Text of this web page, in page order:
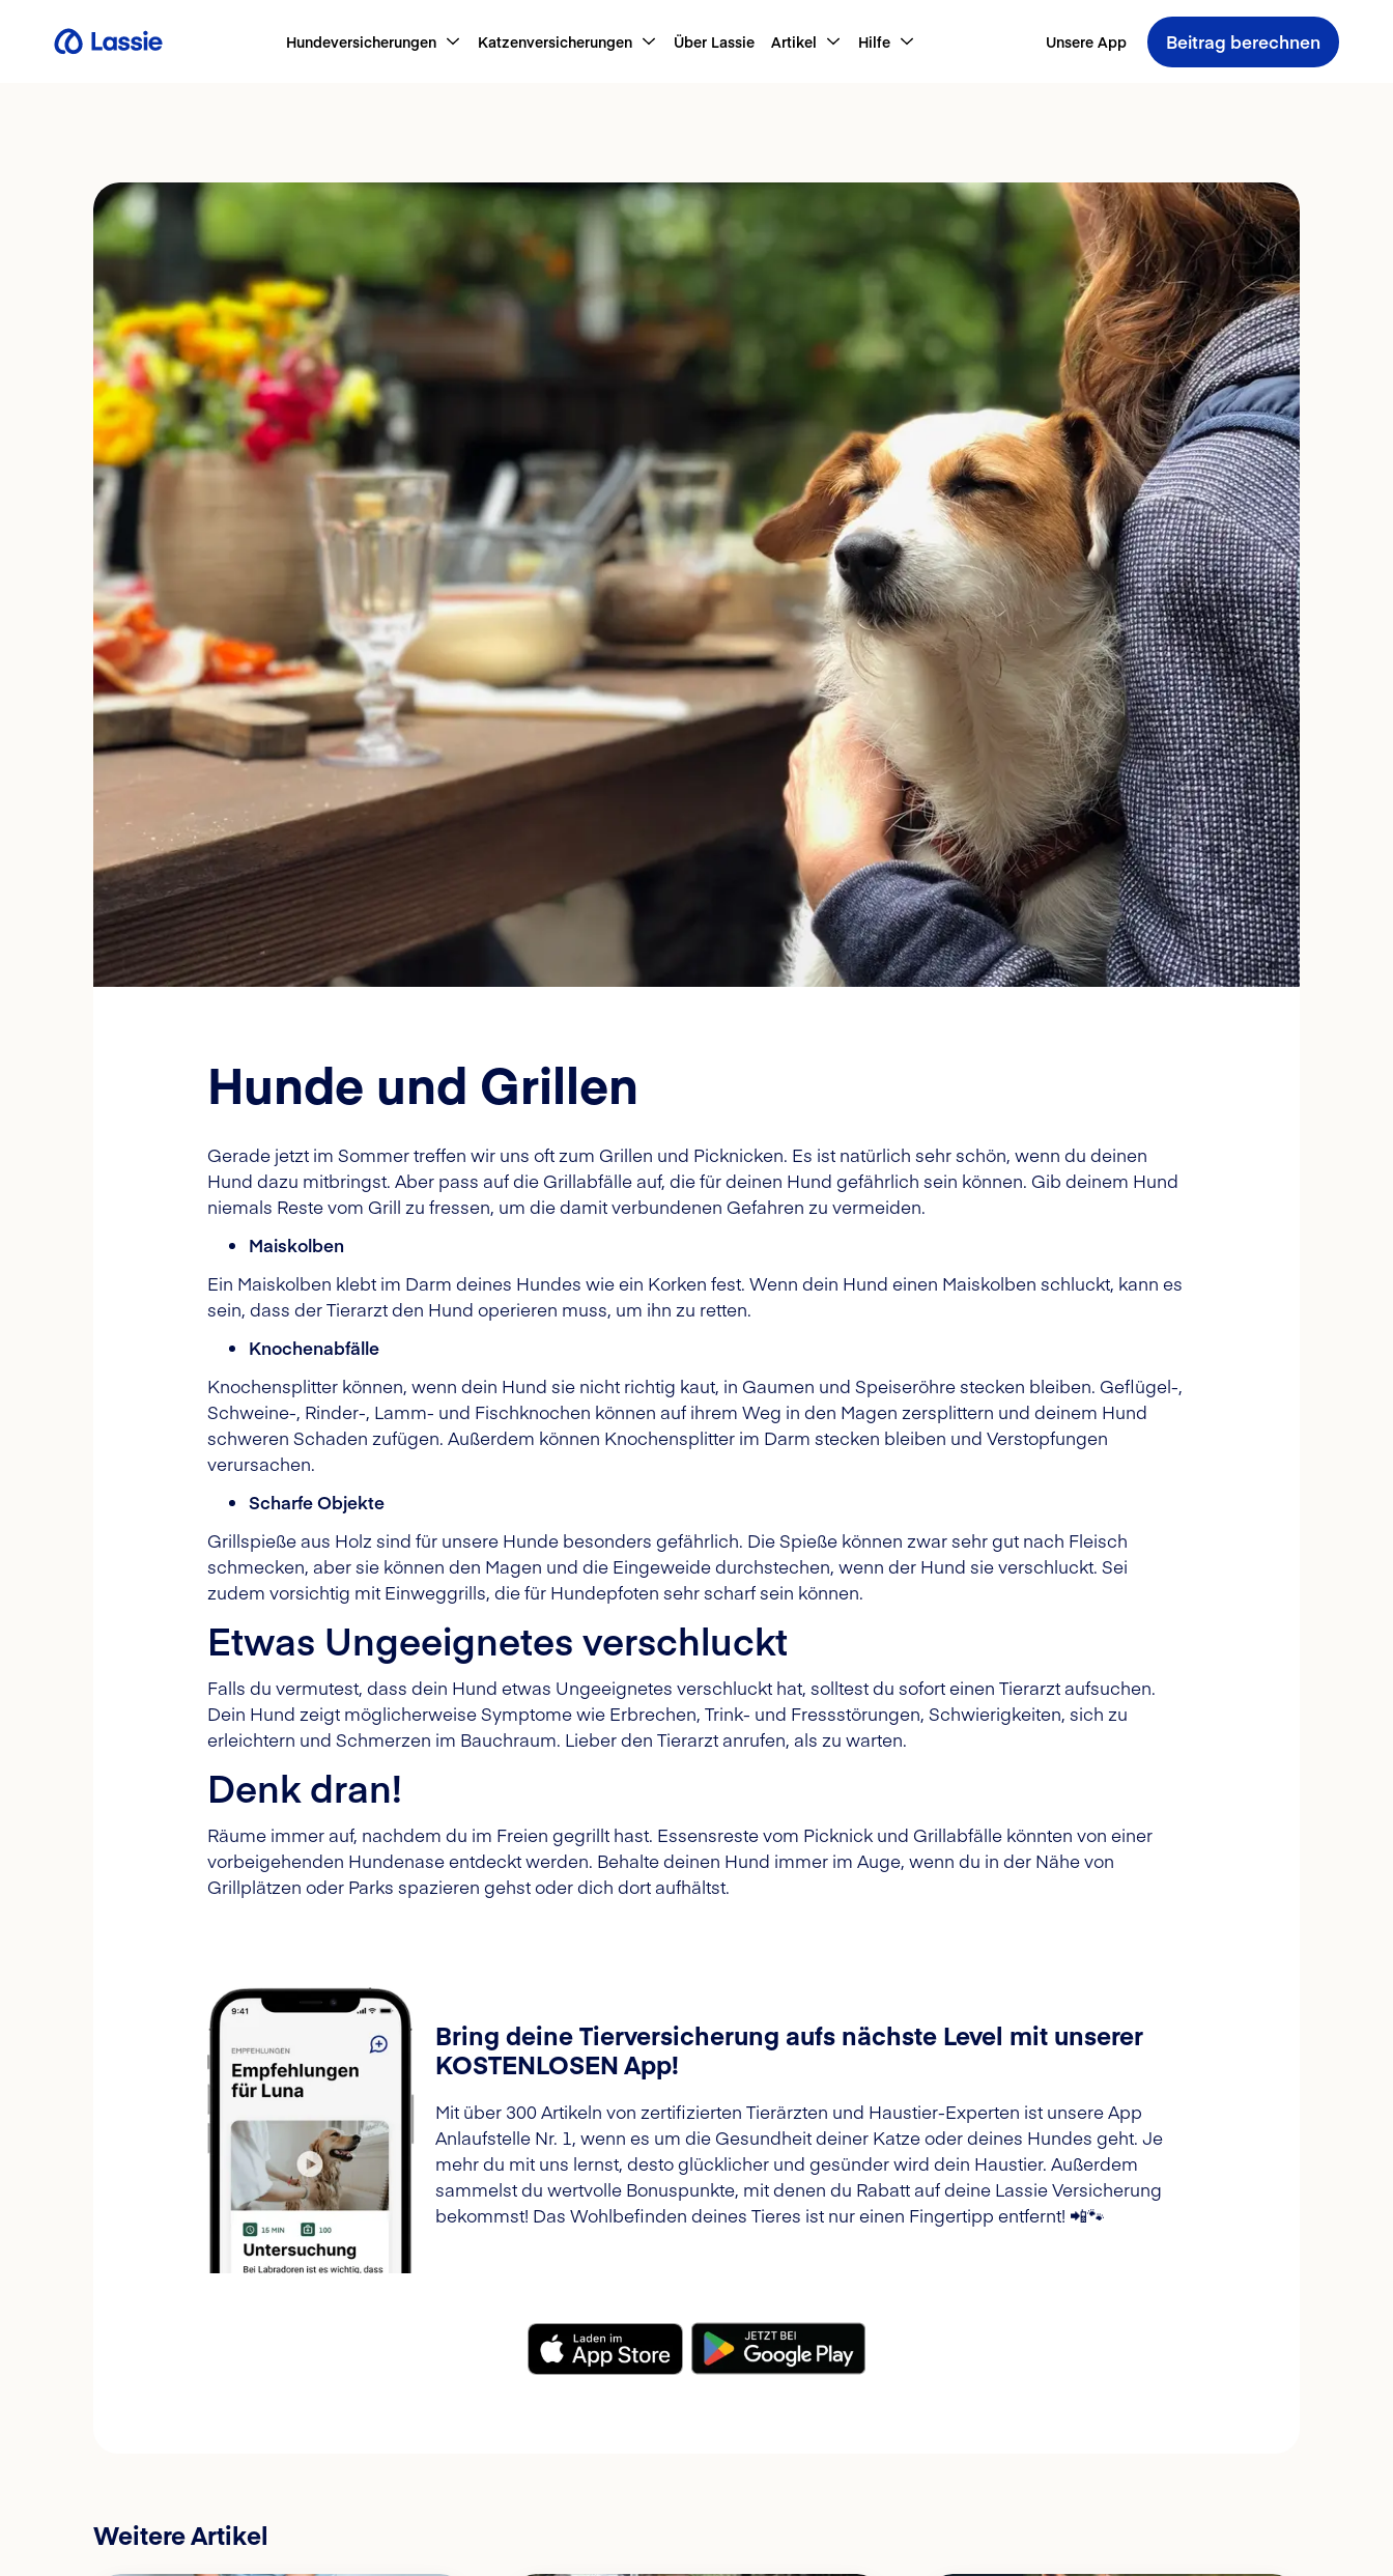
Hundeversicherungen Katzenversicherungen Über Lassie Artikel Hilfe Unsere App Beitrag berechnen
Hunde und Grillen
Gerade jetzt im Sommer treffen wir uns oft zum Grillen und Picknicken. Es ist natürlich sehr schön, wenn du deinen
Hund dazu mitbringst. Aber pass auf die Grillabfälle auf, die für deinen Hund gefährlich sein können. Gib deinem Hund
niemals Reste vom Grill zu fressen, um die damit verbundenen Gefahren zu vermeiden.
Maiskolben
Ein Maiskolben klebt im Darm deines Hundes wie ein Korken fest. Wenn dein Hund einen Maiskolben schluckt, kann es
sein, dass der Tierarzt den Hund operieren muss, um ihn zu retten.
Knochenabfälle
Knochensplitter können, wenn dein Hund sie nicht richtig kaut, in Gaumen und Speiseröhre stecken bleiben. Geflügel-,
Schweine-, Rinder-, Lamm- und Fischknochen können auf ihrem Weg in den Magen zersplittern und deinem Hund
schweren Schaden zufügen. Außerdem können Knochensplitter im Darm stecken bleiben und Verstopfungen
verursachen.
Scharfe Objekte
Grillspieße aus Holz sind für unsere Hunde besonders gefährlich. Die Spieße können zwar sehr gut nach Fleisch
schmecken, aber sie können den Magen und die Eingeweide durchstechen, wenn der Hund sie verschluckt. Sei
zudem vorsichtig mit Einweggrills, die für Hundepfoten sehr scharf sein können.
Etwas Ungeeignetes verschluckt
Falls du vermutest, dass dein Hund etwas Ungeeignetes verschluckt hat, solltest du sofort einen Tierarzt aufsuchen.
Dein Hund zeigt möglicherweise Symptome wie Erbrechen, Trink- und Fressstörungen, Schwierigkeiten, sich zu
erleichtern und Schmerzen im Bauchraum. Lieber den Tierarzt anrufen, als zu warten.
Denk dran!
Räume immer auf, nachdem du im Freien gegrillt hast. Essensreste vom Picknick und Grillabfälle könnten von einer
vorbeigehenden Hundenase entdeckt werden. Behalte deinen Hund immer im Auge, wenn du in der Nähe von
Grillplätzen oder Parks spazieren gehst oder dich dort aufhältst.
Bring deine Tierversicherung aufs nächste Level mit unserer
KOSTENLOSEN App!
Mit über 300 Artikeln von zertifizierten Tierärzten und Haustier-Experten ist unsere App
Anlaufstelle Nr. 1, wenn es um die Gesundheit deiner Katze oder deines Hundes geht. Je
mehr du mit uns lernst, desto glücklicher und gesünder wird dein Haustier. Außerdem
sammelst du wertvolle Bonuspunkte, mit denen du Rabatt auf deine Lassie Versicherung
bekommst! Das Wohlbefinden deines Tieres ist nur einen Fingertipp entfernt! 📲🐾
Weitere Artikel